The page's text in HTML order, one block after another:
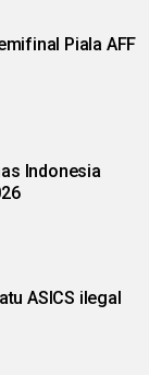
Piala AFF
Indonesia
ASICS ilegal